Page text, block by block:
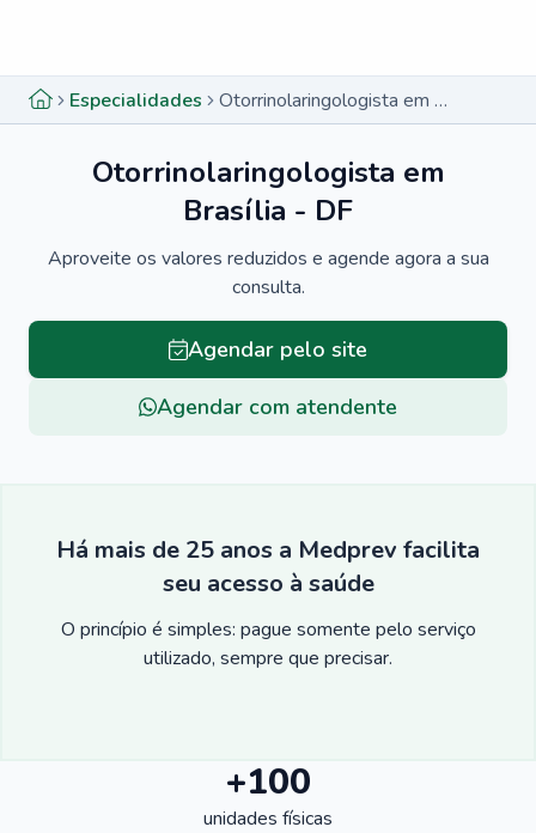
Especialidades Otorrinolaringologista em Brasília - DF
Otorrinolaringologista em
Brasília - DF
Aproveite os valores reduzidos e agende agora a sua
consulta.
Agendar pelo site
Agendar com atendente
Há mais de 25 anos a Medprev facilita
seu acesso à saúde
O princípio é simples: pague somente pelo serviço
utilizado, sempre que precisar.
+100
unidades físicas